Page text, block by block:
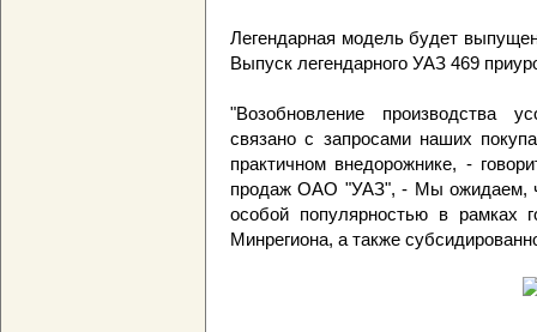
Легендарная модель будет
Выпуск легендарного УАЗ 469
"Возобновление производства
связано с запросами наших
практичном внедорожнике, -
продаж ОАО "УАЗ", - Мы ожидаем,
особой популярностью в рамках
Минрегиона, а также